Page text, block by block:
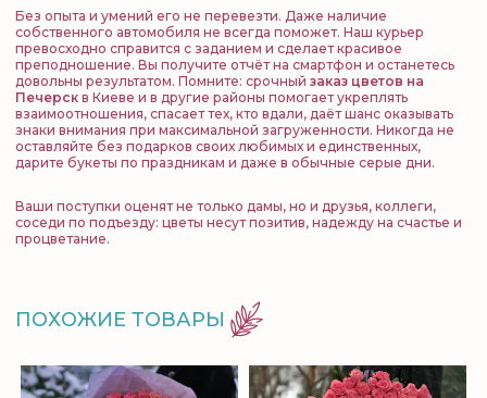
Без опыта и умений его не перевезти. Даже наличие
собственного автомобиля не всегда поможет. Наш курьер
превосходно справится с заданием и сделает красивое
преподношение. Вы получите отчёт на смартфон и останетесь
довольны результатом. Помните: срочный заказ цветов на
Печерск в Киеве и в другие районы помогает укреплять
взаимоотношения, спасает тех, кто вдали, даёт шанс оказывать
знаки внимания при максимальной загруженности. Никогда не
оставляйте без подарков своих любимых и единственных,
дарите букеты по праздникам и даже в обычные серые дни.
Ваши поступки оценят не только дамы, но и друзья, коллеги,
соседи по подъезду: цветы несут позитив, надежду на счастье и
процветание.
ПОХОЖИЕ ТОВАРЫ